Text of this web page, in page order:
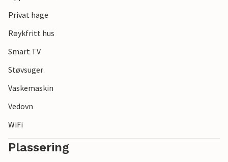
Privat hage
Røykfritt hus
Smart TV
Støvsuger
Vaskemaskin
Vedovn
WiFi
Plassering